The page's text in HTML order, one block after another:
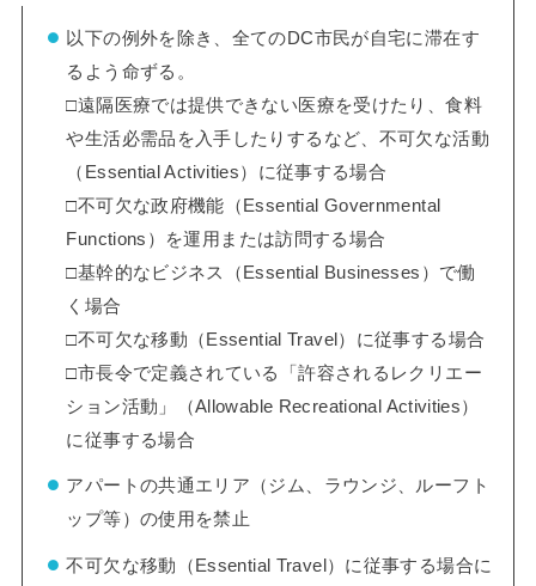
以下の例外を除き、全てのDC市民が自宅に滞在す
るよう命ずる。
□遠隔医療では提供できない医療を受けたり、食料
や生活必需品を入手したりするなど、不可欠な活動
（Essential Activities）に従事する場合
□不可欠な政府機能（Essential Governmental
Functions）を運用または訪問する場合
□基幹的なビジネス（Essential Businesses）で働
く場合
□不可欠な移動（Essential Travel）に従事する場合
□市長令で定義されている「許容されるレクリエー
ション活動」（Allowable Recreational Activities）
に従事する場合
アパートの共通エリア（ジム、ラウンジ、ルーフト
ップ等）の使用を禁止
不可欠な移動（Essential Travel）に従事する場合に